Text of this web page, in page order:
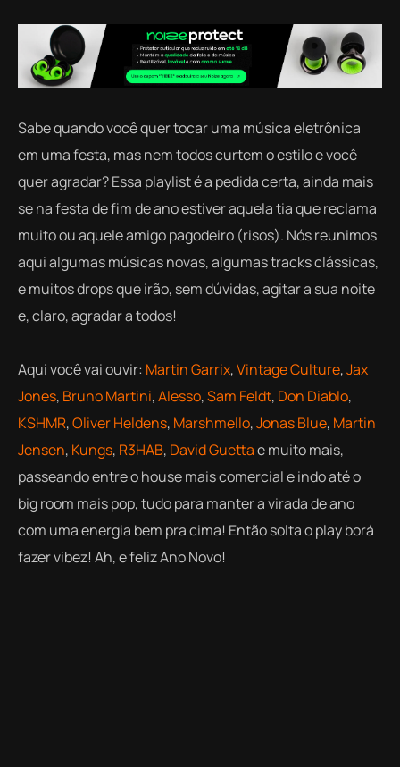
Sabe quando você quer tocar uma música eletrônica
em uma festa, mas nem todos curtem o estilo e você
quer agradar? Essa playlist é a pedida certa, ainda mais
se na festa de fim de ano estiver aquela tia que reclama
muito ou aquele amigo pagodeiro (risos). Nós reunimos
aqui algumas músicas novas, algumas tracks clássicas,
e muitos drops que irão, sem dúvidas, agitar a sua noite
e, claro, agradar a todos!
Aqui você vai ouvir: Martin Garrix,Vintage Culture,Jax
Jones, Bruno Martini,Alesso,Sam Feldt, Don Diablo,
KSHMR,Oliver Heldens, Marshmello,Jonas Blue, Martin
Jensen, Kungs, R3HAB, David Guettae muito mais,
passeando entre o house mais comercial e indo até o
big room mais pop, tudo para manter a virada de ano
com uma energia bem pra cima! Então solta o play borá
fazer vibez! Ah, e feliz Ano Novo!